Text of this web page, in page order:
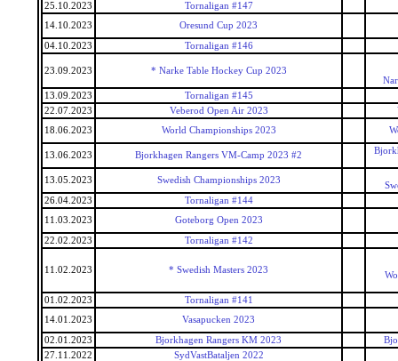
25.10.2023
Tornaligan #147
14.10.2023
Oresund Cup 2023
04.10.2023 Tornaligan #146
23.09.2023
* Narke Table Hockey Cup 2023
13.09.2023
Tornaligan #145
22.07.2023
Veberod Open Air 2023
18.06.2023
World Championships 2023
13.06.2023 Bjorkhagen Rangers VM-Camp 2023 #2
13.05.2023 Swedish Championships 2023
26.04.2023
Tornaligan #144
11.03.2023
Goteborg Open 2023
22.02.2023 Tornaligan #142
11.02.2023 * Swedish Masters 2023
01.02.2023
Tornaligan #141
14.01.2023
Vasapucken 2023
02.01.2023 Bjorkhagen Rangers KM 2023
27.11.2022
SydVastBataljen 2022